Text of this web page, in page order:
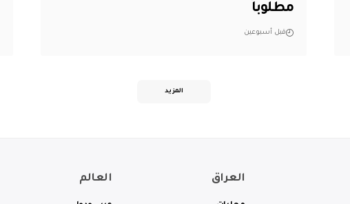
مطلوباً
قبل أسبوعين
المزيد
العراق العالم